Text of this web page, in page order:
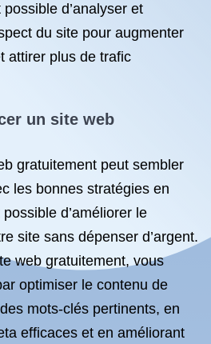
d’analyser et
du site pour augmenter
attirer plus de trafic
un site web
gratuitement peut sembler
les bonnes stratégies en
d’améliorer le
site sans dépenser d’argent.
web gratuitement, vous
optimiser le contenu de
mots-clés pertinents, en
efficaces et en améliorant